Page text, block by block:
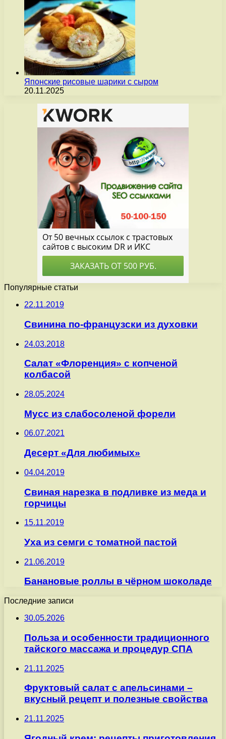
Японские рисовые шарики с сыром
20.11.2025
Популярные статьи
22.11.2019
Свинина по-французски из духовки
24.03.2018
Салат «Флоренция» с копченой
колбасой
28.05.2024
Мусс из слабосоленой форели
06.07.2021
Десерт «Для любимых»
04.04.2019
Свиная нарезка в подливке из меда и
горчицы
15.11.2019
Уха из семги с томатной пастой
21.06.2019
Банановые роллы в чёрном шоколаде
Последние записи
30.05.2026
Польза и особенности традиционного
тайского массажа и процедур СПА
21.11.2025
Фруктовый салат с апельсинами –
вкусный рецепт и полезные свойства
21.11.2025